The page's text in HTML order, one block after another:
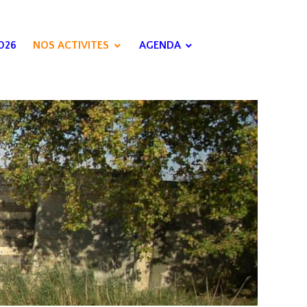
NOS ACTIVITES AGENDA